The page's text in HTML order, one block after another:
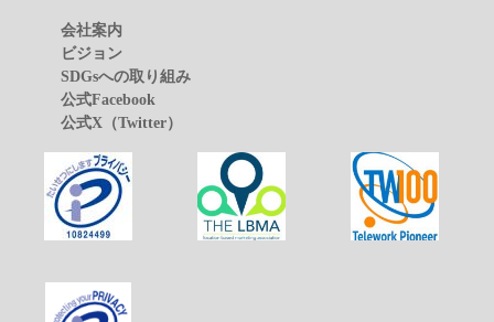
会社案内
ビジョン
SDGsへの取り組み
公式Facebook
公式X（Twitter）